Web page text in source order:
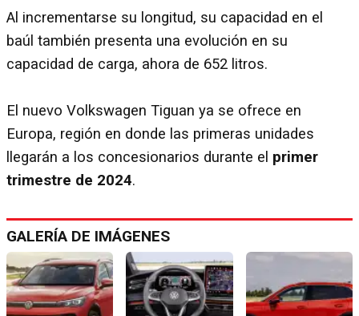
Al incrementarse su longitud, su capacidad en el
baúl también presenta una evolución en su
capacidad de carga, ahora de 652 litros.
El nuevo Volkswagen Tiguan ya se ofrece en
Europa, región en donde las primeras unidades
llegarán a los concesionarios durante el primer
trimestre de 2024.
GALERÍA DE IMÁGENES